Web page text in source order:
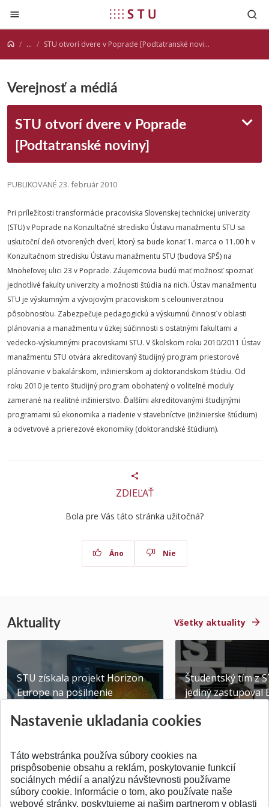
Prejsť na obsah
... STU otvorí dvere v Poprade [Podtatranské noviny]
Verejnosť a médiá
STU otvorí dvere v Poprade
[Podtatranské noviny]
PUBLIKOVANÉ 23. február 2010
Pri príležitosti transformácie pracoviska Slovenskej technickej univerzity
(STU) v Poprade na Konzultačné stredisko Ústavu manažmentu STU sa
uskutoční deň otvorených dverí, ktorý sa bude konať 1. marca o 11.00 h v
Konzultačnom stredisku Ústavu manažmentu STU (budova SPŠ) na
Mnoheľovej ulici 23 v Poprade. Záujemcovia budú mať možnosť spoznať
jednotlivé fakulty univerzity a možnosti štúdia na nich. Ústav manažmentu
STU je výskumným a vývojovým pracoviskom s celouniverzitnou
pôsobnosťou. Zabezpečuje pedagogickú a výskumnú činnosť v oblasti
plánovania a manažmentu v úzkej súčinnosti s ostatnými fakultami a
vedecko-výskumnými pracoviskami STU. V školskom roku 2010/2011 Ústav
manažmentu STU otvára akreditovaný študijný program priestorové
plánovanie v bakalárskom, inžinierskom aj doktorandskom štúdiu. Od
roku 2010 je tento študijný program obohatený o voliteľné moduly
zamerané na realitné inžinierstvo. Ďalšími akreditovanými študijnými
programami sú ekonomika a riadenie v stavebníctve (inžinierske štúdium)
a odvetvové a prierezové ekonomiky (doktorandské štúdium).
ZDIEĽAŤ
Bola pre Vás táto stránka užitočná?
Áno Nie
Aktuality Všetky aktuality
STU získala projekt Horizon
Europe na posilnenie
Publikované 31.07.2026
Študentský tím z
jediný zastupoval
Publikované
Nastavenie ukladania cookies
Táto webstránka používa súbory cookies na
prispôsobenie obsahu a reklám, poskytovanie funkcií
sociálnych médií a analýzu návštevnosti používame
súbory cookie. Informácie o tom, ako používate naše
webové stránky, poskytujeme aj našim partnerom v oblasti